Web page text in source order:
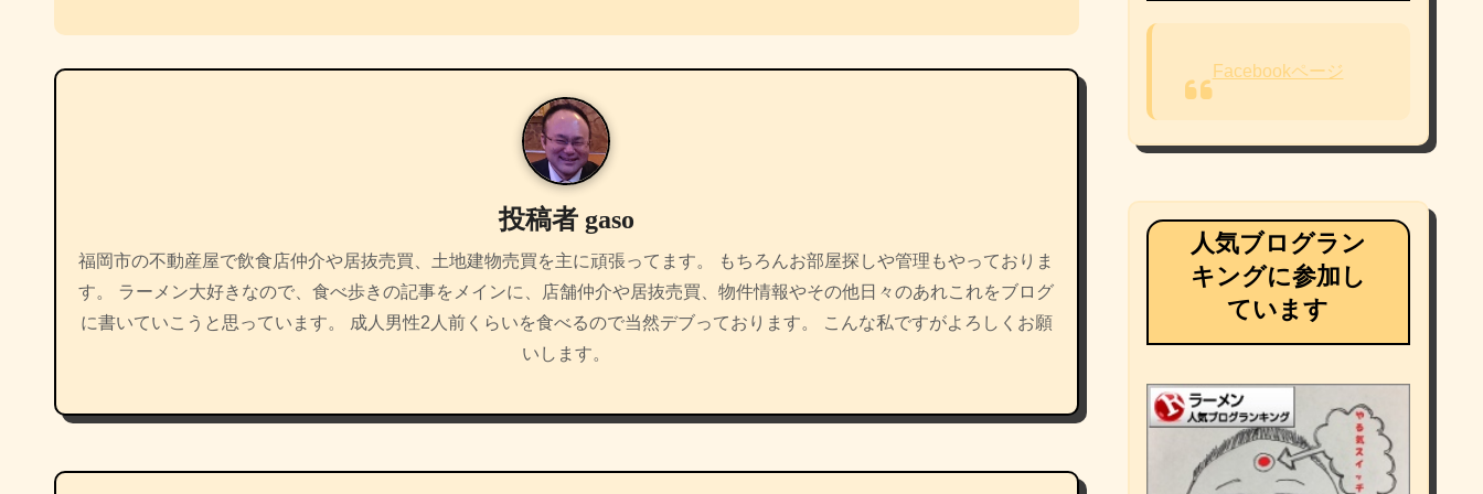
ナ
ビ
ョ
ン
投稿者 gaso
福岡市の不動産屋で飲食店仲介や居抜売買、土地建物売買を主に頑張ってます。 もちろんお部屋探しや管理もやっておりま
す。 ラーメン大好きなので、食べ歩きの記事をメインに、店舗仲介や居抜売買、物件情報やその他日々のあれこれをブログ
に書いていこうと思っています。 成人男性2人前くらいを食べるので当然デブっております。 こんな私ですがよろしくお願
いします。
Facebookページ
人気ブログラン
キングに参加し
ています